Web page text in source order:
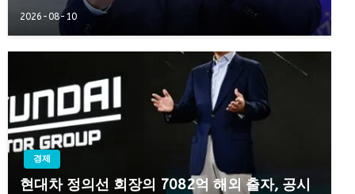
2026-08-10
경제
현대차 정의선 회장의 7082억 해외 출자, 공시